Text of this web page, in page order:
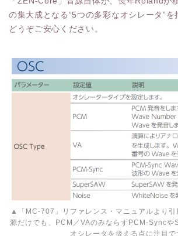
の集大成となる“5つの多彩なオシレータ”を
どうぞご安心ください。
▲「MC-707」リファレンス・マニュアルより
源だけでも、PCM／VAのみならずPCM-Syncや
オシレータを扱える点に注目で